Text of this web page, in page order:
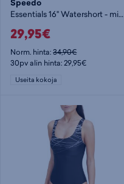
Speedo
Essentials 16" Watershort - miesten uimashortsit
29,95€
Norm. hinta:34,90€
30pv alin hinta: 29,95€
Useita kokoja